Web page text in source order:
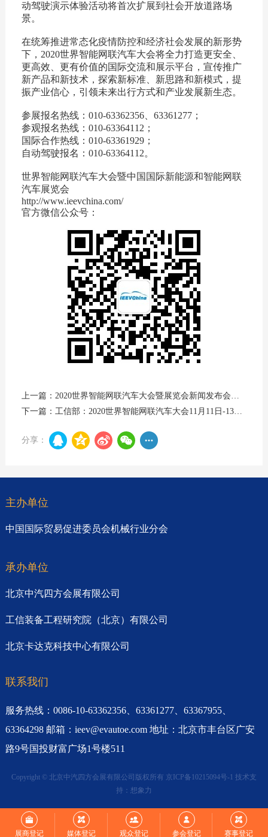
动驾驶演示体验活动将首次扩展到社会开放道路场
景。
在统筹推进常态化疫情防控和经济社会发展的新形势
下，2020世界智能网联汽车大会将全力打造更安全、
更高效、更有价值的国际交流和展示平台，宣传推广
新产品和新技术，探索新标准、新思路和新模式，提
振产业信心，引领未来出行方式和产业发展新生态。
参展报名热线：010-63362356、63361277；
参观报名热线：010-63364112；
国际合作热线：010-63361929；
自动驾驶报名：010-63364112。
世界智能网联汽车大会暨中国国际新能源和智能网联
汽车展览会
http://www.ieevchina.com/
官方微信公众号：
上一篇：2020世界智能网联汽车大会暨展览会新闻发布会明日召开
下一篇：工信部：2020世界智能网联汽车大会11月11日-13日将在京举办
分享：
主办单位
中国国际贸易促进委员会机械行业分会
承办单位
北京中汽四方会展有限公司
工信装备工程研究院（北京）有限公司
北京卡达克科技中心有限公司
联系我们
服务热线：0086-10-63362356、63361277、63367955、
63364298 邮箱：ieev@evautoe.com 地址：北京市丰台区广安
路9号国投财富广场1号楼511
Copyright © 北京中汽四方会展有限公司版权所有 京ICP备10215094号-1 技术支
持： 想象力
展商登记 媒体登记 观众登记 参会登记 赛事登记